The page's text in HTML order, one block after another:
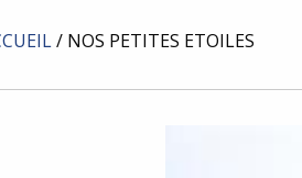
/ NOS PETITES ETOILES